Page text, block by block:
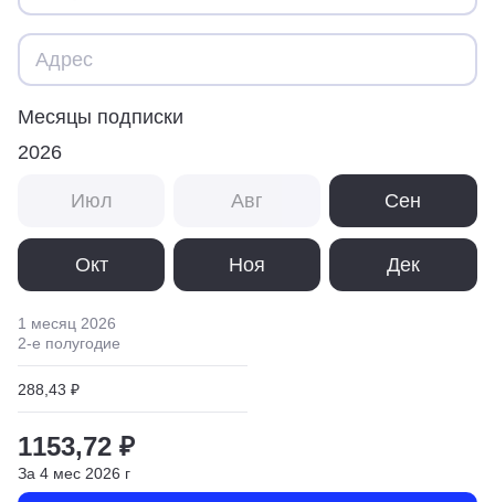
Месяцы подписки
2026
Июл Авг Сен
Окт Ноя Дек
1 месяц 2026
2-е полугодие
288,43 ₽
1153,72 ₽
За 4 мес 2026 г